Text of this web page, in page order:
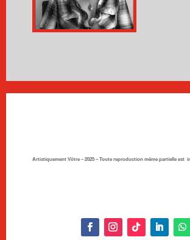
Artistiquement Vôtre – 2025 –Toute reproduction même partielle est